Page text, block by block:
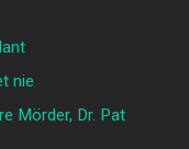
nie
Mörder, Dr. Pat